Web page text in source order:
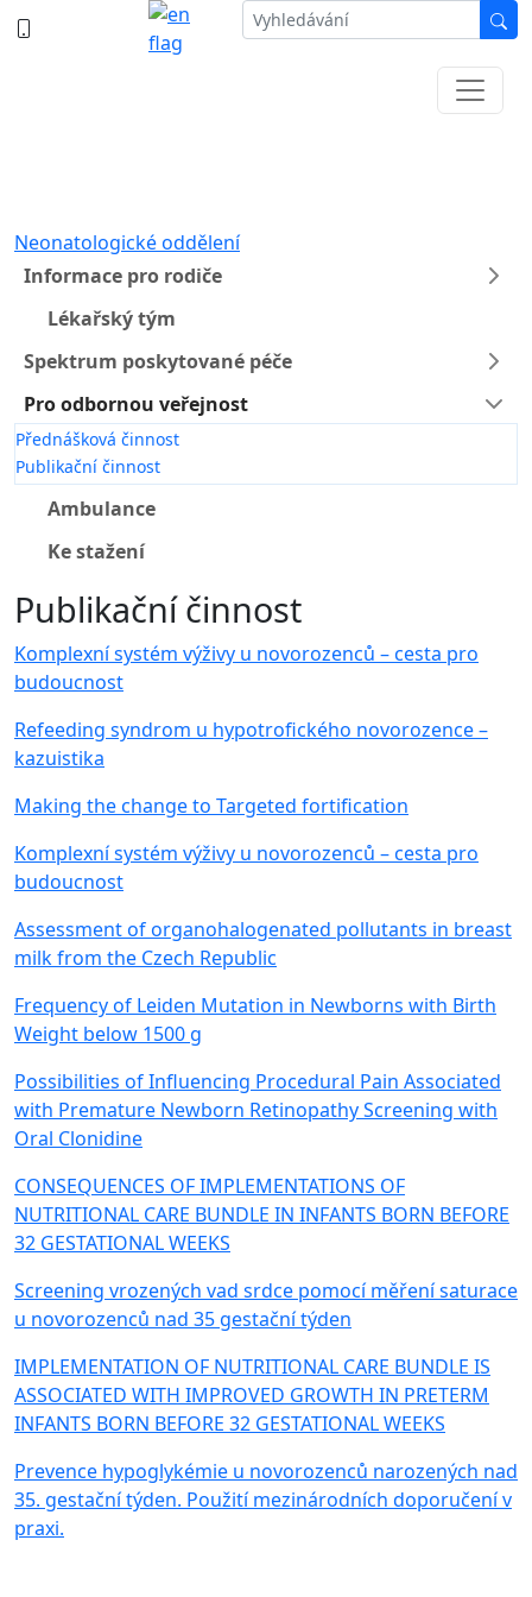
Neonatologické oddělení
Informace pro rodiče
Lékařský tým
Spektrum poskytované péče
Pro odbornou veřejnost
Přednášková činnost
Publikační činnost
Ambulance
Ke stažení
Publikační činnost
Komplexní systém výživy u novorozenců – cesta pro
budoucnost
Refeeding syndrom u hypotrofického novorozence –
kazuistika
Making the change to Targeted fortification
Komplexní systém výživy u novorozenců – cesta pro
budoucnost
Assessment of organohalogenated pollutants in breast
milk from the Czech Republic
Frequency of Leiden Mutation in Newborns with Birth
Weight below 1500 g
Possibilities of Influencing Procedural Pain Associated
with Premature Newborn Retinopathy Screening with
Oral Clonidine
CONSEQUENCES OF IMPLEMENTATIONS OF
NUTRITIONAL CARE BUNDLE IN INFANTS BORN BEFORE
32 GESTATIONAL WEEKS
Screening vrozených vad srdce pomocí měření saturace
u novorozenců nad 35 gestační týden
IMPLEMENTATION OF NUTRITIONAL CARE BUNDLE IS
ASSOCIATED WITH IMPROVED GROWTH IN PRETERM
INFANTS BORN BEFORE 32 GESTATIONAL WEEKS
Prevence hypoglykémie u novorozenců narozených nad
35. gestační týden. Použití mezinárodních doporučení v
praxi.